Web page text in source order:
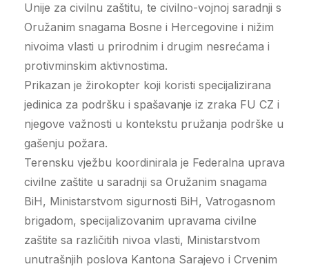
Unije za civilnu zaštitu, te civilno-vojnoj saradnji s
Oružanim snagama Bosne i Hercegovine i nižim
nivoima vlasti u prirodnim i drugim nesrećama i
protivminskim aktivnostima.
Prikazan je žirokopter koji koristi specijalizirana
jedinica za podršku i spašavanje iz zraka FU CZ i
njegove važnosti u kontekstu pružanja podrške u
gašenju požara.
Terensku vježbu koordinirala je Federalna uprava
civilne zaštite u saradnji sa Oružanim snagama
BiH, Ministarstvom sigurnosti BiH, Vatrogasnom
brigadom, specijalizovanim upravama civilne
zaštite sa različitih nivoa vlasti, Ministarstvom
unutrašnjih poslova Kantona Sarajevo i Crvenim